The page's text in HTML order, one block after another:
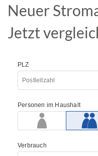
Neuer
Jetzt